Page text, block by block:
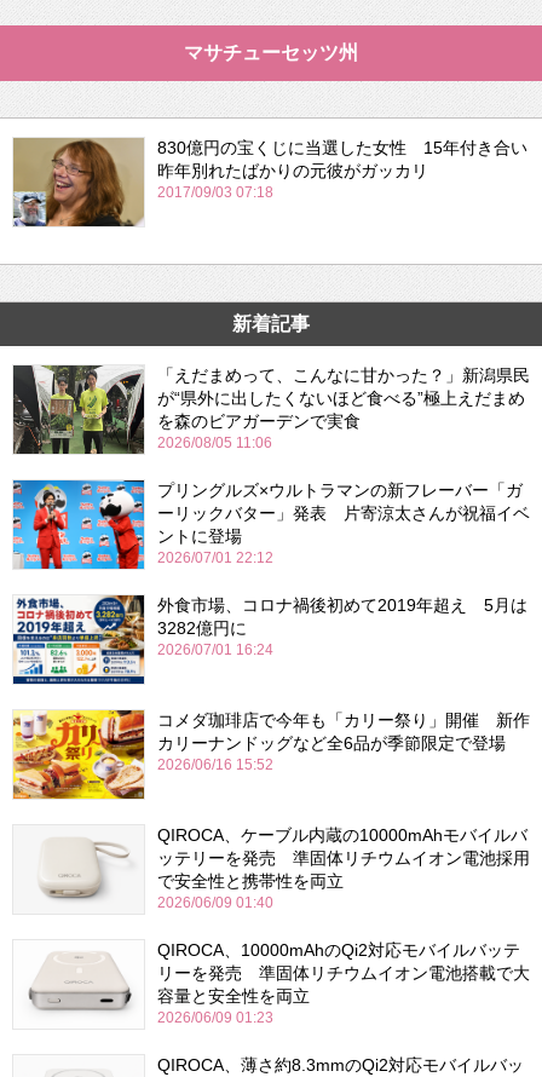
マサチューセッツ州
830億円の宝くじに当選した女性 15年付き合い
昨年別れたばかりの元彼がガッカリ
2017/09/03 07:18
新着記事
「えだまめって、こんなに甘かった？」新潟県民
が“県外に出したくないほど食べる”極上えだまめ
を森のビアガーデンで実食
2026/08/05 11:06
プリングルズ×ウルトラマンの新フレーバー「ガ
ーリックバター」発表 片寄涼太さんが祝福イベ
ントに登場
2026/07/01 22:12
外食市場、コロナ禍後初めて2019年超え 5月は
3282億円に
2026/07/01 16:24
コメダ珈琲店で今年も「カリー祭り」開催 新作
カリーナンドッグなど全6品が季節限定で登場
2026/06/16 15:52
QIROCA、ケーブル内蔵の10000mAhモバイルバ
ッテリーを発売 準固体リチウムイオン電池採用
で安全性と携帯性を両立
2026/06/09 01:40
QIROCA、10000mAhのQi2対応モバイルバッテ
リーを発売 準固体リチウムイオン電池搭載で大
容量と安全性を両立
2026/06/09 01:23
QIROCA、薄さ約8.3mmのQi2対応モバイルバッ